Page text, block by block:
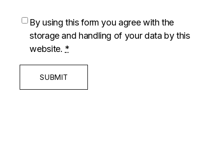
By using this form you agree with the
storage and handling of your data by this
website. *
SUBMIT